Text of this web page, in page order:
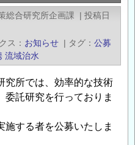
総合研究所企画課 | 投稿日
ス お知らせ | タグ
公募
流域治水
究所では、効率的な技術
委託研究を行っておりま
施する者を公募いたしま